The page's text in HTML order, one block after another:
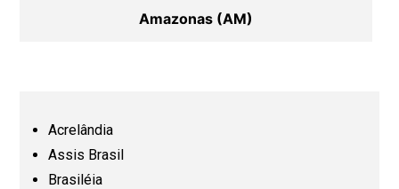
Amazonas (AM)
Acrelândia
Assis Brasil
Brasiléia